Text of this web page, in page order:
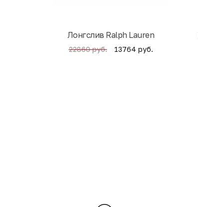
Лонгслив Ralph Lauren
22860 руб. 13764 руб.